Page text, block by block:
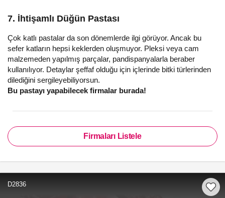
7. İhtişamlı Düğün Pastası
Çok katlı pastalar da son dönemlerde ilgi görüyor. Ancak bu
sefer katların hepsi keklerden oluşmuyor. Pleksi veya cam
malzemeden yapılmış parçalar, pandispanyalarla beraber
kullanılıyor. Detaylar şeffaf olduğu için içlerinde bitki türlerinden
dilediğini sergileyebiliyorsun.
Bu pastayı yapabilecek firmalar burada!
Firmaları Listele
D2836